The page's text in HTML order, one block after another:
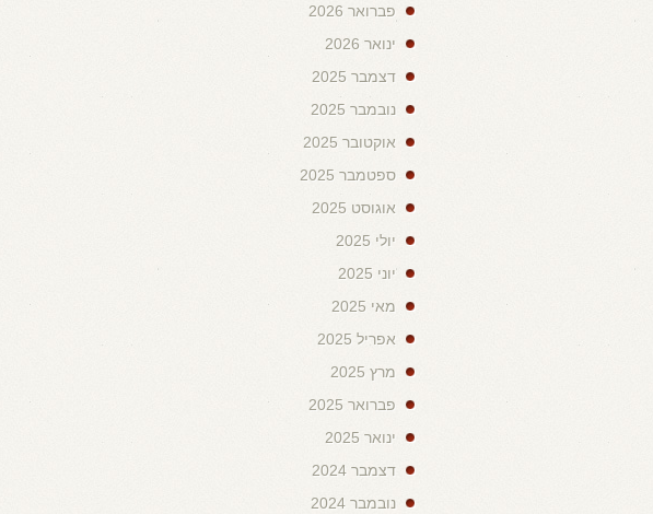
פברואר 2026
ינואר 2026
דצמבר 2025
נובמבר 2025
אוקטובר 2025
ספטמבר 2025
אוגוסט 2025
יולי 2025
יוני 2025
מאי 2025
אפריל 2025
מרץ 2025
פברואר 2025
ינואר 2025
דצמבר 2024
נובמבר 2024